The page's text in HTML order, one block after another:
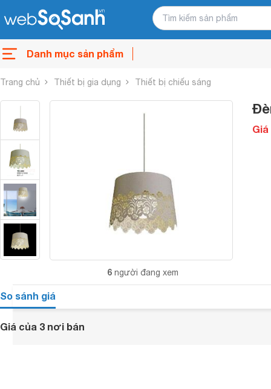
Danh mục sản phẩm
Trang chủ Thiết bị gia dụng Thiết bị chiếu sáng
6 người đang xem
So sánh giá
Giá của 3 nơi bán